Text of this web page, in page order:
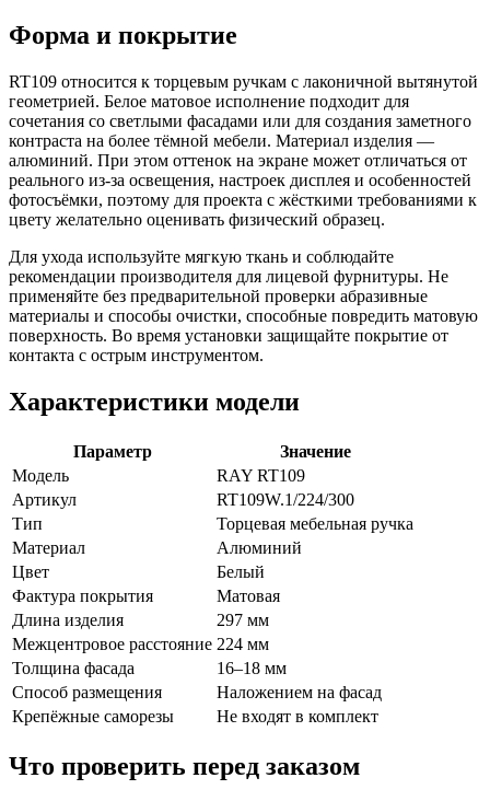
Форма и покрытие
RT109 относится к торцевым ручкам с лаконичной вытянутой
геометрией. Белое матовое исполнение подходит для
сочетания со светлыми фасадами или для создания заметного
контраста на более тёмной мебели. Материал изделия —
алюминий. При этом оттенок на экране может отличаться от
реального из-за освещения, настроек дисплея и особенностей
фотосъёмки, поэтому для проекта с жёсткими требованиями к
цвету желательно оценивать физический образец.
Для ухода используйте мягкую ткань и соблюдайте
рекомендации производителя для лицевой фурнитуры. Не
применяйте без предварительной проверки абразивные
материалы и способы очистки, способные повредить матовую
поверхность. Во время установки защищайте покрытие от
контакта с острым инструментом.
Характеристики модели
Параметр
Значение
Модель
RAY RT109
Артикул
RT109W.1/224/300
Тип
Торцевая мебельная ручка
Материал
Алюминий
Цвет
Белый
Фактура покрытия
Матовая
Длина изделия
297 мм
Межцентровое расстояние 224 мм
Толщина фасада
16–18 мм
Способ размещения
Наложением на фасад
Крепёжные саморезы
Не входят в комплект
Что проверить перед заказом